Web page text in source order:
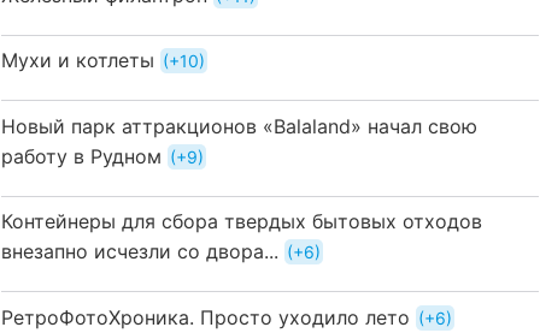
Мухи и котлеты +10
Новый парк аттракционов «Balaland» начал свою
работу в Рудном
+9
Контейнеры для сбора твердых бытовых отходов
внезапно исчезли со двора...
+6
РетроФотоХроника. Просто уходило лето +6